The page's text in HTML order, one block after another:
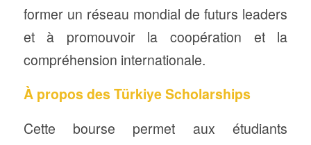
former un réseau mondial de futurs leaders
et à promouvoir la coopération et la
compréhension internationale.
À propos des Türkiye Scholarships
Cette bourse permet aux étudiants